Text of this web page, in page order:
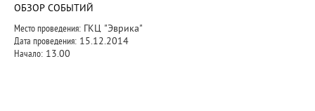
ОБЗОР СОБЫТИЙ
Место проведения: ГКЦ "Эврика"
Дата проведения: 15.12.2014
Начало: 13.00